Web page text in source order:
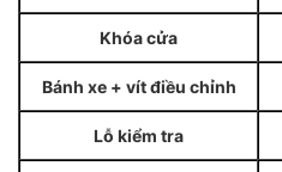
Khóa cửa
Bánh xe + vít điều chỉnh
Lỗ kiểm tra